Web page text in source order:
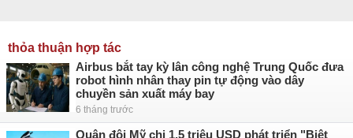
thỏa thuận hợp tác
Airbus bắt tay kỳ lân công nghệ Trung Quốc đưa
robot hình nhân thay pin tự động vào dây
chuyền sản xuất máy bay
6 tháng trước
Quân đội Mỹ chi 1,5 triệu USD phát triển "Biệt